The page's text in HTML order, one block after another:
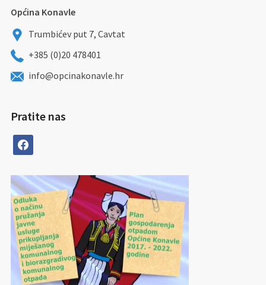
Općina Konavle
Trumbićev put 7, Cavtat
+385 (0)20 478401
info@opcinakonavle.hr
Pratite nas
facebook